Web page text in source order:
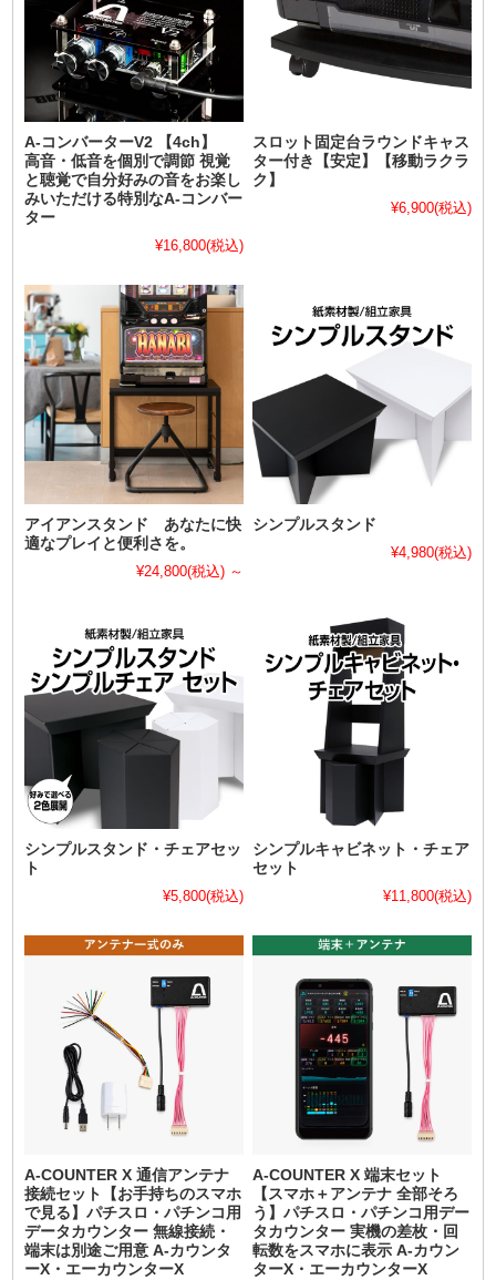
A-コンバーターV2 【4ch】
高音・低音を個別で調節 視覚
と聴覚で自分好みの音をお楽し
みいただける特別なA-コンバー
ター
¥16,800(税込)
スロット固定台ラウンドキャス
ター付き【安定】【移動ラクラ
ク】
¥6,900(税込)
アイアンスタンド あなたに快
適なプレイと便利さを。
¥24,800(税込) ～
シンプルスタンド
¥4,980(税込)
シンプルスタンド・チェアセッ
ト
¥5,800(税込)
シンプルキャビネット・チェア
セット
¥11,800(税込)
A-COUNTER X 通信アンテナ
接続セット【お手持ちのスマホ
で見る】パチスロ・パチンコ用
データカウンター 無線接続・
端末は別途ご用意 A-カウンタ
ーX・エーカウンターX
A-COUNTER X 端末セット
【スマホ＋アンテナ 全部そろ
う】パチスロ・パチンコ用デー
タカウンター 実機の差枚・回
転数をスマホに表示 A-カウン
ターX・エーカウンターX